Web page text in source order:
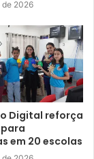
de 2026
Digital reforça
em 20 escolas